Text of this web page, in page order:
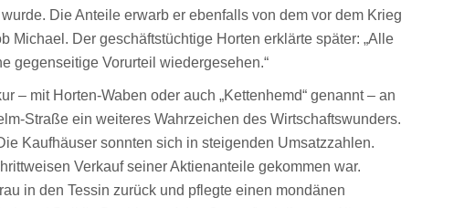
Die Anteile erwarb er ebenfalls von dem vor dem Krieg
Michael. Der geschäftstüchtige Horten erklärte später: „Alle
gegenseitige Vorurteil wiedergesehen.“
– mit Horten-Waben oder auch „Kettenhemd“ genannt – an
Straße ein weiteres Wahrzeichen des Wirtschaftswunders.
Kaufhäuser sonnten sich in steigenden Umsatzzahlen.
Verkauf seiner Aktienanteile gekommen war.
in den Tessin zurück und pflegte einen mondänen